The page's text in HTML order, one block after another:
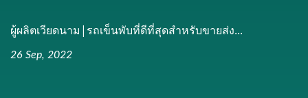
ผู้ผลิตเวียดนาม|รถเข็นพับที่ดีที่สุดสำหรับขายส่ง...
26 Sep, 2022